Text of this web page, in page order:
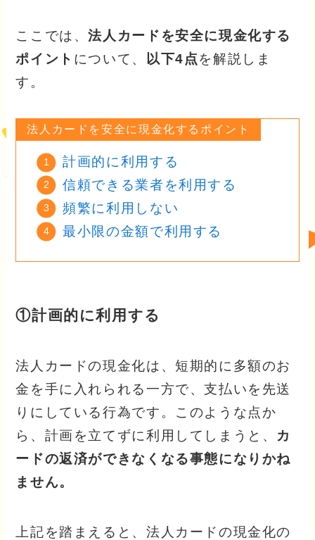
ここでは、法人カードを安全に現金化する
ポイント について、 以下4点を解説しま
す。
法人カードを安全に現金化するポイント
計画的に利用する
信頼できる業者を利用する
頻繁に利用しない
最小限の金額で利用する
①計画的に利用する
法人カードの現金化は、短期的に多額のお
金を手に入れられる一方で、支払いを先送
りにしている行為です。このような点か
ら、計画を立てずに利用してしまうと、 カ
ードの返済ができなくなる事態になりかね
ません。
上記を踏まえると、法人カードの現金化の